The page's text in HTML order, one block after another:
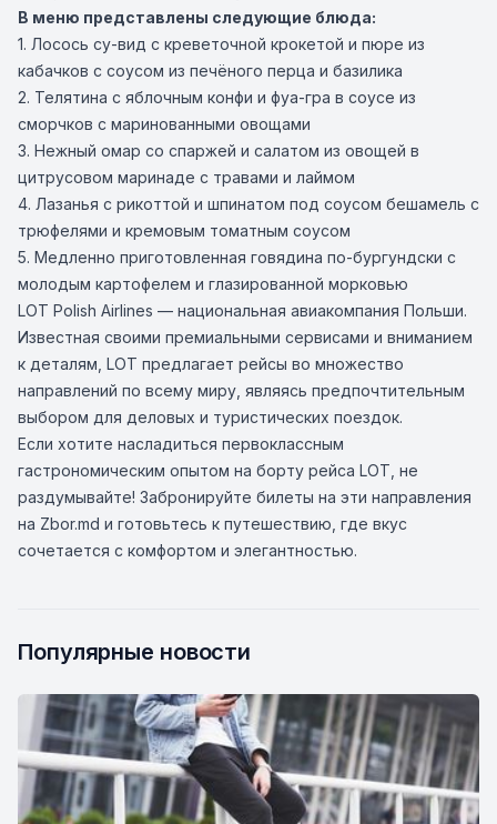
В меню представлены следующие блюда:
1. Лосось су-вид с креветочной крокетой и пюре из
кабачков с соусом из печёного перца и базилика
2. Телятина с яблочным конфи и фуа-гра в соусе из
сморчков с маринованными овощами
3. Нежный омар со спаржей и салатом из овощей в
цитрусовом маринаде с травами и лаймом
4. Лазанья с рикоттой и шпинатом под соусом бешамель с
трюфелями и кремовым томатным соусом
5. Медленно приготовленная говядина по-бургундски с
молодым картофелем и глазированной морковью
LOT Polish Airlines — национальная авиакомпания Польши.
Известная своими премиальными сервисами и вниманием
к деталям, LOT предлагает рейсы во множество
направлений по всему миру, являясь предпочтительным
выбором для деловых и туристических поездок.
Если хотите насладиться первоклассным
гастрономическим опытом на борту рейса LOT, не
раздумывайте! Забронируйте билеты на эти направления
на Zbor.md и готовьтесь к путешествию, где вкус
сочетается с комфортом и элегантностью.
Популярные новости